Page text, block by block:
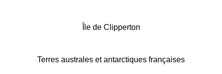
Île de Clipperton
Terres australes et antarctiques françaises